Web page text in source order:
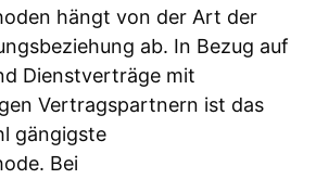
hängt von der Art der
ab. In Bezug auf
Dienstverträge mit
Vertragspartnern ist das
gängigste
Bei